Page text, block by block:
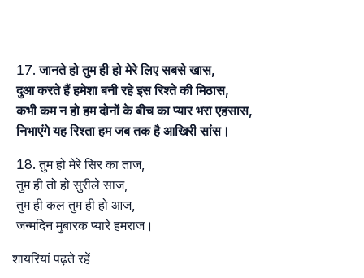
जानते हो तुम ही हो मेरे लिए सबसे खास,
दुआ करते हैं हमेशा बनी रहे इस रिश्ते की मिठास,
कभी कम न हो हम दोनों के बीच का प्यार भरा एहसास,
निभाएंगे यह रिश्ता हम जब तक है आखिरी सांस।
तुम हो मेरे सिर का ताज,
तुम ही तो हो सुरीले साज,
तुम ही कल तुम ही हो आज,
जन्मदिन मुबारक प्यारे हमराज।
शायरियां पढ़ते रहें